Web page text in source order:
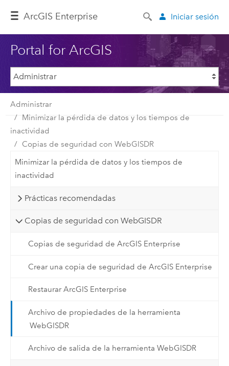
ArcGIS Enterprise Iniciar sesión
Portal for ArcGIS
Administrar
Minimizar la pérdida de datos y los tiempos de
inactividad
Copias de seguridad con WebGISDR
Minimizar la pérdida de datos y los tiempos de
inactividad
Prácticas recomendadas
Copias de seguridad con WebGISDR
Copias de seguridad de ArcGIS Enterprise
Crear una copia de seguridad de ArcGIS Enterprise
Restaurar ArcGIS Enterprise
Archivo de propiedades de la herramienta
WebGISDR
Archivo de salida de la herramienta WebGISDR